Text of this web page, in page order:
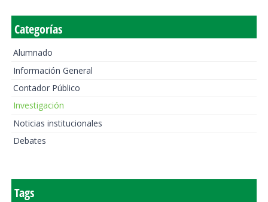
Categorías
Alumnado
Información General
Contador Público
Investigación
Noticias institucionales
Debates
Tags